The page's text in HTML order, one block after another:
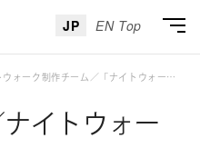
JP EN Top
／「ナイトウォーク」制作秘話 ―"たのしい"があれば何でもできる―
イトウォー